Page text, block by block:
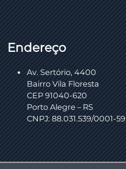
Endereço
Av. Sertório, 4400
Bairro Vila Floresta
CEP 91040-620
Porto Alegre – RS
CNPJ: 88.031.539/0001-59